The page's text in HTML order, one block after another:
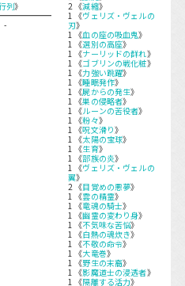
列》
-
2 《減縮》
1 《ヴェリズ・ヴェルの
刃》
1 《血の座の吸血鬼》
1 《選別の高座》
1 《ナーリッドの群れ》
1 《ゴブリンの戦化粧》
1 《力強い跳躍》
1 《睡眠発作》
1 《屍からの発生》
1 《巣の侵略者》
1 《ルーンの苦役者》
1 《粉々》
1 《呪文滑り》
1 《太陽の宝球》
1 《生育》
1 《部族の炎》
1 《ヴェリズ・ヴェルの
翼》
2 《目覚めの悪夢》
1 《雲の精霊》
1 《竜魂の騎士》
1 《幽霊の変わり身》
1 《不気味な苦悩》
1 《白熱の魂炊き》
1 《不敬の命令》
1 《大竜巻》
1 《野生の末裔》
1 《影魔道士の浸透者》
1 《隔離する活力》